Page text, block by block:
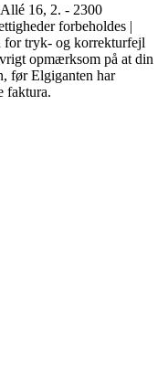
16, 2. - 2300
forbeholdes |
for tryk- og korrekturfejl
opmærksom på at din
før Elgiganten har
faktura.